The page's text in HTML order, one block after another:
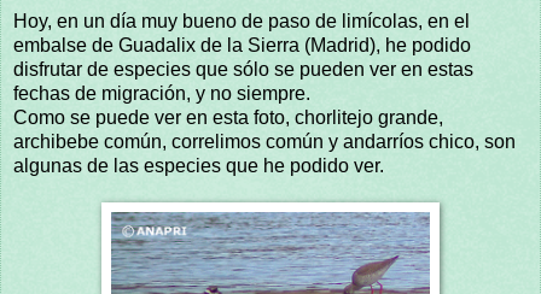
Hoy, en un día muy bueno de paso de limícolas, en el
embalse de Guadalix de la Sierra (Madrid), he podido
disfrutar de especies que sólo se pueden ver en estas
fechas de migración, y no siempre.
Como se puede ver en esta foto, chorlitejo grande,
archibebe común, correlimos común y andarríos chico, son
algunas de las especies que he podido ver.